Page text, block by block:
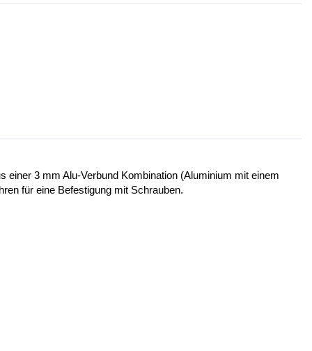
3 mm Alu-Verbund Kombination (Aluminium mit einem
für eine Befestigung mit Schrauben.